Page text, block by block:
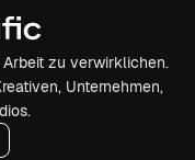
zu verwirklichen.
Unternehmen,